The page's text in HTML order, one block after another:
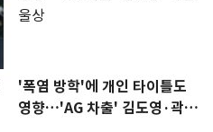
'폭염 방학'에 개인 타이틀도
영향…'AG 차출' 김도영·곽빈